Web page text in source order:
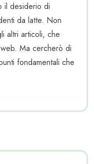
il desiderio di
da latte. Non
altri articoli, che
Ma cercherò di
fondamentali che